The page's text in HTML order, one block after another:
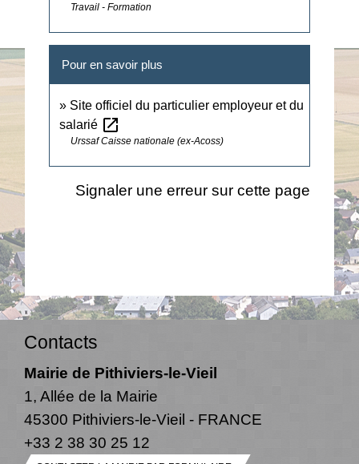
Travail - Formation
Pour en savoir plus
Site officiel du particulier employeur et du
salarié open_in_new
Urssaf Caisse nationale (ex-Acoss)
Signaler une erreur sur cette page
Contacts
Mairie de Pithiviers-le-Vieil
1, Allée de la Mairie
45300 Pithiviers-le-Vieil - FRANCE
+33 2 38 30 25 12